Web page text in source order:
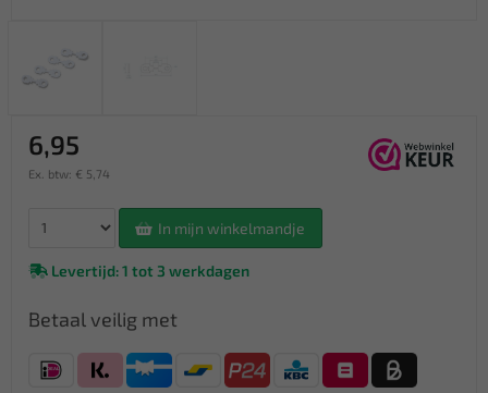
6,95
Ex. btw: € 5,74
In mijn winkelmandje
Levertijd: 1 tot 3 werkdagen
Betaal veilig met